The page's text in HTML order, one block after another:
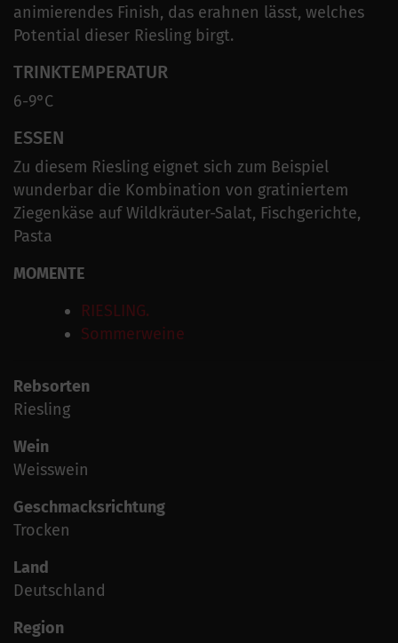
animierendes Finish, das erahnen lässt, welches
Potential dieser Riesling birgt.
TRINKTEMPERATUR
6-9°C
ESSEN
Zu diesem Riesling eignet sich zum Beispiel
wunderbar die Kombination von gratiniertem
Ziegenkäse auf Wildkräuter-Salat, Fischgerichte,
Pasta
MOMENTE
RIESLING.
Sommerweine
Rebsorten
Riesling
Wein
Weisswein
Geschmacksrichtung
Trocken
Land
Deutschland
Region